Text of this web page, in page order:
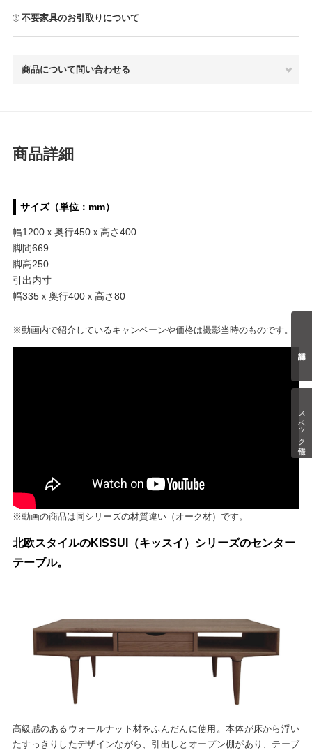
スペック情報
不要家具のお引取りについて
商品について問い合わせる
商品詳細
サイズ（単位：mm）
幅1200ｘ奥行450ｘ高さ400
脚間669
脚高250
引出内寸
幅335ｘ奥行400ｘ高さ80
※動画内で紹介しているキャンペーンや価格は撮影当時のものです。
※動画の商品は同シリーズの材質違い（オーク材）です。
北欧スタイルのKISSUI（キッスイ）シリーズのセンター
テーブル。
高級感のあるウォールナット材をふんだんに使用。本体が床から浮い
たすっきりしたデザインながら、引出しとオープン棚があり、テーブ